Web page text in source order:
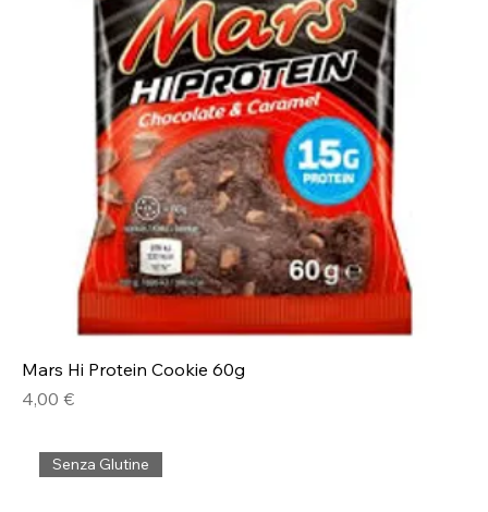
Mars Hi Protein Cookie 60g
Prezzo
4,00 €
Senza Glutine